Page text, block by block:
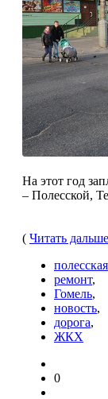
На этот год
– Полесской,
( Читать дальше
полесская
ремонт,
Гомель,
новость,
дорога,
ЖКХ
0